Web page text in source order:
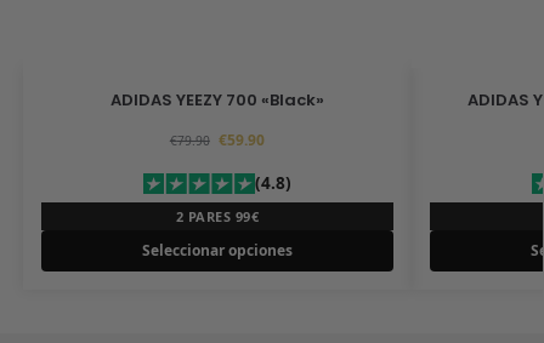
ADIDAS YEEZY 700 «Black»
€79.90 €59.90
(4.8)
2 PARES 99€
Seleccionar opciones
ADIDAS